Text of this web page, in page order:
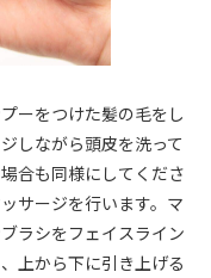
ーをつけた髪の毛をし
しながら頭皮を洗って
合も同様にしてくださ
サージを行います。マ
ラシをフェイスライン
上から下に引き上げる